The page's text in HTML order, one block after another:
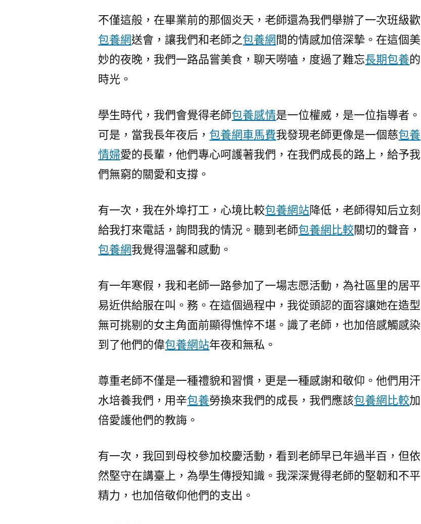
不僅這般，在畢業前的那個炎天，老師還為我們舉辦了一次班級歡
包養網送會，讓我們和老師之包養網間的情感加倍深摯。在這個美
妙的夜晚，我們一路品嘗美食，聊天嘮嗑，度過了難忘長期包養的
時光。
學生時代，我們會覺得老師包養感情是一位權威，是一位指導者。
可是，當我長年夜后， 包養網車馬費我發現老師更像是一個慈包養
情婦愛的長輩，他們專心呵護著我們，在我們成長的路上，給予我
們無窮的關愛和支撐。
有一次，我在外埠打工，心境比較包養網站降低，老師得知后立刻
給我打來電話，詢問我的情況。聽到老師包養網比較關切的聲音，
包養網我覺得溫馨和感動。
有一年寒假，我和老師一路參加了一場志愿活動，為社區里的居平
易近供給服在叫。務。在這個過程中，我從頭認的面容讓她在造型
無可挑剔的女主角面前顯得憔悴不堪。識了老師，也加倍感觸感染
到了他們的偉包養網站年夜和無私。
尊重老師不僅是一種禮貌和習慣，更是一種感謝和敬仰。他們用汗
水培養我們，用辛包養勞換來我們的成長，我們應該包養網比較加
倍愛護他們的教誨。
有一次，我回到母校參加校慶活動，看到老師早已年過半百，但依
然堅守在講臺上，為學生傳授知識。我深深覺得老師的堅韌和不平
精力，也加倍敬仰他們的支出。